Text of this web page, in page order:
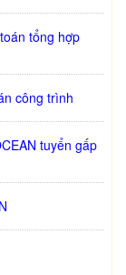
tổng hợp
công trình
tuyển gấp